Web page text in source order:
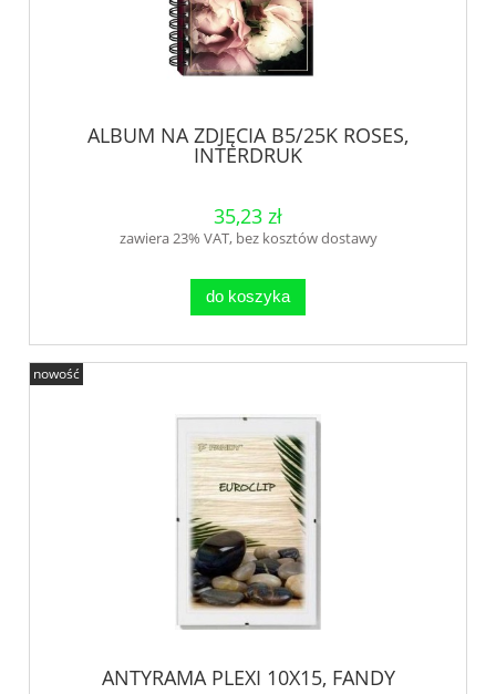
ALBUM NA ZDJĘCIA B5/25K ROSES,
INTERDRUK
35,23 zł
zawiera 23% VAT, bez kosztów dostawy
do koszyka
ANTYRAMA PLEXI 10X15, FANDY
nowość